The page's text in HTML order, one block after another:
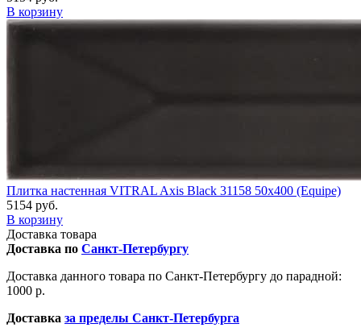
В корзину
Плитка настенная VITRAL Axis Black 31158 50x400 (Equipe)
5154 руб.
В корзину
Доставка товара
Доставка по Санкт-Петербургу
Доставка данного товара по Санкт-Петербургу до парадной:
1000 р.
Доставка за пределы Санкт-Петербурга